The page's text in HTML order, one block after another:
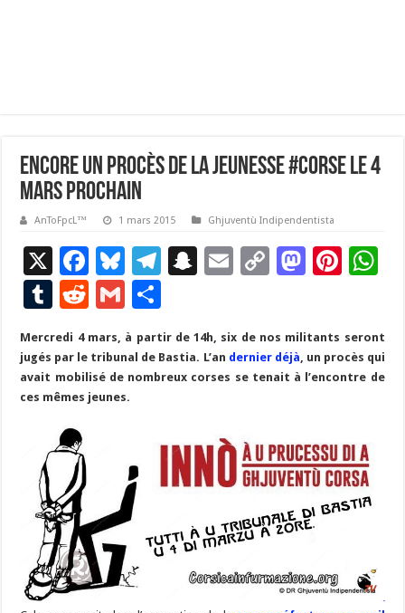
Encore un Procès de la jeunesse #Corse le 4
mars prochain
AnToFpcL™ 1 mars 2015 Ghjuventù Indipendentista
X
F
ac
e
b
o
o
Bl
u
es
ky
T
gr
a
S
p
c
at
E
l
C
y
Li
k
M
d
o
Pi
es
t
p
T
u
m
bl
r
R
d
di
t
G
m
ai
l
ar
ta
g
Mercredi 4 mars, à partir de 14h, six de nos militants seront
jugés par le tribunal de Bastia. L’an dernier déjà, un procès qui
avait mobilisé de nombreux corses se tenait à l’encontre de
ces mêmes jeunes.